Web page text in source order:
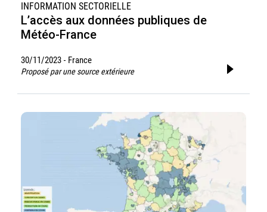
INFORMATION SECTORIELLE
L’accès aux données publiques de
Météo-France
30/11/2023 - France
Proposé par une source extérieure